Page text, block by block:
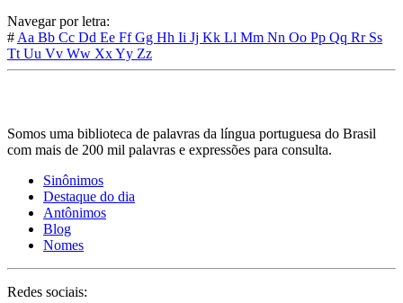
Navegar por letra:
#Aa Bb Cc Dd Ee FfGg Hh Ii Jj Kk Ll Mm Nn Oo Pp Qq Rr Ss
TtUu Vv Ww XxYy Zz
Somos uma biblioteca de palavras da língua portuguesa do Brasil
com mais de 200 mil palavras e expressões para consulta.
Sinônimos
Destaque do dia
Antônimos
Blog
Nomes
Redes sociais: